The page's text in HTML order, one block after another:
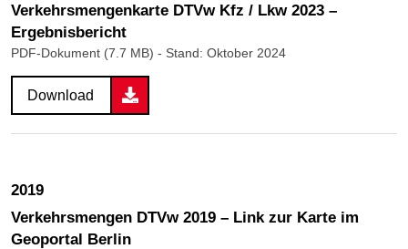
Verkehrsmengenkarte DTVw Kfz / Lkw 2023 –
Ergebnisbericht
PDF-Dokument (7.7 MB) - Stand: Oktober 2024
Download
2019
Verkehrsmengen DTVw 2019 – Link zur Karte im
Geoportal Berlin